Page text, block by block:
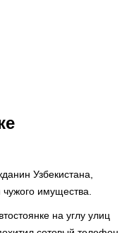
Узбекистана,
имущества.
на углу улиц